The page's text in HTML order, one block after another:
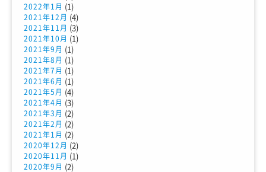
2022年1月 (1)
2021年12月 (4)
2021年11月 (3)
2021年10月 (1)
2021年9月 (1)
2021年8月 (1)
2021年7月 (1)
2021年6月 (1)
2021年5月 (4)
2021年4月 (3)
2021年3月 (2)
2021年2月 (2)
2021年1月 (2)
2020年12月 (2)
2020年11月 (1)
2020年9月 (2)